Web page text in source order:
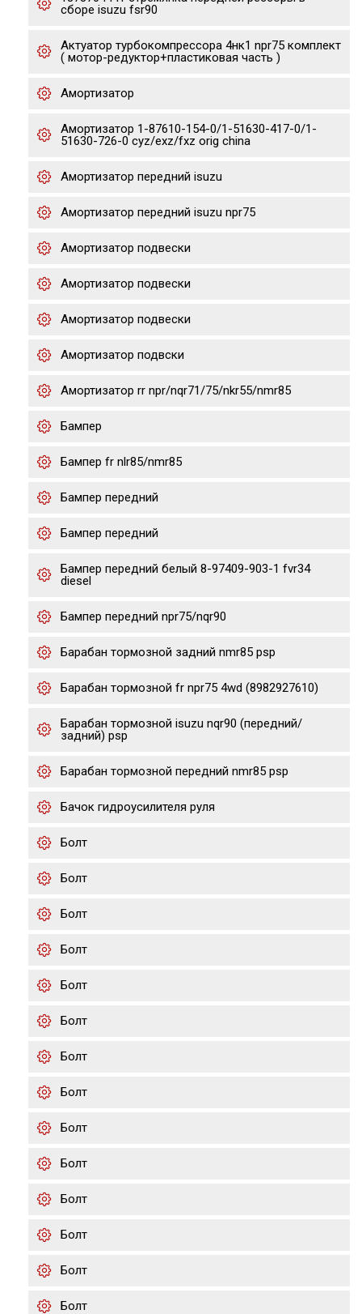
сборе isuzu fsr90
Актуатор турбокомпрессора 4нк1 npr75 комплект
( мотор-редуктор+пластиковая часть )
Амортизатор
Амортизатор 1-87610-154-0/1-51630-417-0/1-
51630-726-0 cyz/exz/fxz orig china
Амортизатор передний isuzu
Амортизатор передний isuzu npr75
Амортизатор подвески
Амортизатор подвески
Амортизатор подвески
Амортизатор подвски
Амортизатор rr npr/nqr71/75/nkr55/nmr85
Бампер
Бампер fr nlr85/nmr85
Бампер передний
Бампер передний
Бампер передний белый 8-97409-903-1 fvr34
diesel
Бампер передний npr75/nqr90
Барабан тормозной задний nmr85 psp
Барабан тормозной fr npr75 4wd (8982927610)
Барабан тормозной isuzu nqr90 (передний/
задний) psp
Барабан тормозной передний nmr85 psp
Бачок гидроусилителя руля
Болт
Болт
Болт
Болт
Болт
Болт
Болт
Болт
Болт
Болт
Болт
Болт
Болт
Болт